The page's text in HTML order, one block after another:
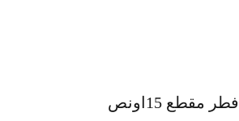
مقطع 15اونص